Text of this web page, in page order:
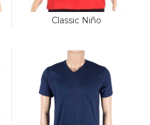
Classic Niño